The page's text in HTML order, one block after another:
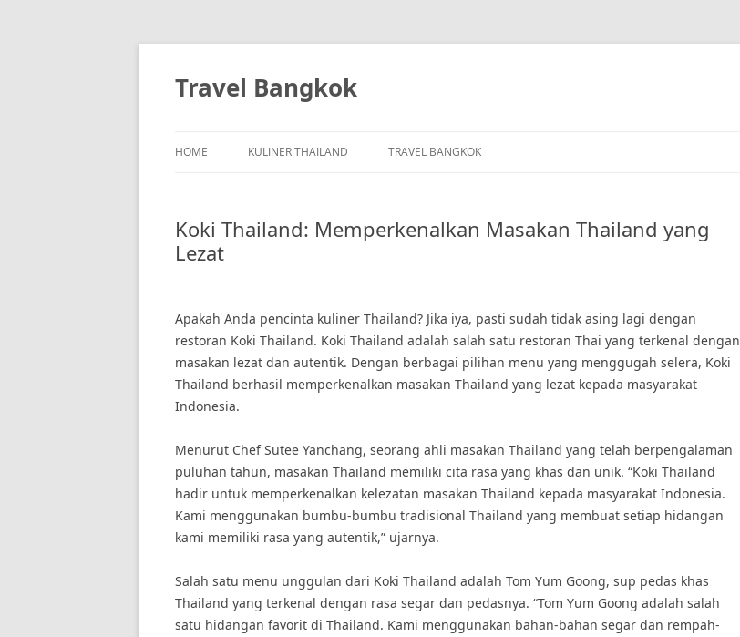
Skip
Travel Bangkok
HOME KULINER THAILAND TRAVEL BANGKOK
Koki Thailand: Memperkenalkan Masakan Thailand yang
Lezat
Apakah Anda pencinta kuliner Thailand? Jika iya, pasti sudah tidak asing lagi dengan
restoran Koki Thailand. Koki Thailand adalah salah satu restoran Thai yang terkenal dengan
masakan lezat dan autentik. Dengan berbagai pilihan menu yang menggugah selera, Koki
Thailand berhasil memperkenalkan masakan Thailand yang lezat kepada masyarakat
Indonesia.
Menurut Chef Sutee Yanchang, seorang ahli masakan Thailand yang telah berpengalaman
puluhan tahun, masakan Thailand memiliki cita rasa yang khas dan unik. “Koki Thailand
hadir untuk memperkenalkan kelezatan masakan Thailand kepada masyarakat Indonesia.
Kami menggunakan bumbu-bumbu tradisional Thailand yang membuat setiap hidangan
kami memiliki rasa yang autentik,” ujarnya.
Salah satu menu unggulan dari Koki Thailand adalah Tom Yum Goong, sup pedas khas
Thailand yang terkenal dengan rasa segar dan pedasnya. “Tom Yum Goong adalah salah
satu hidangan favorit di Thailand. Kami menggunakan bahan-bahan segar dan rempah-